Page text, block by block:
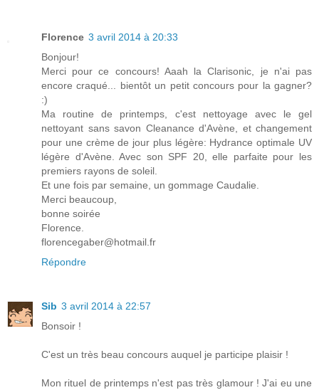
Florence 3 avril 2014 à 20:33
Bonjour!
Merci pour ce concours! Aaah la Clarisonic, je n'ai pas
encore craqué... bientôt un petit concours pour la gagner?
:)
Ma routine de printemps, c'est nettoyage avec le gel
nettoyant sans savon Cleanance d'Avène, et changement
pour une crème de jour plus légère: Hydrance optimale UV
légère d'Avène. Avec son SPF 20, elle parfaite pour les
premiers rayons de soleil.
Et une fois par semaine, un gommage Caudalie.
Merci beaucoup,
bonne soirée
Florence.
florencegaber@hotmail.fr
Répondre
Sib 3 avril 2014 à 22:57
Bonsoir !
C'est un très beau concours auquel je participe plaisir !
Mon rituel de printemps n'est pas très glamour ! J'ai eu une